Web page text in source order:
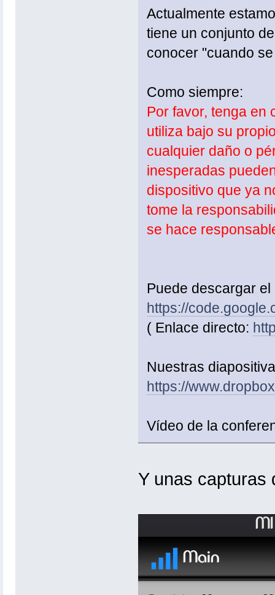
Actualmente
tiene un conjunto
conocer "cuando
Como siempre:
Por favor, tenga en
utiliza bajo su
cualquier daño o
inesperadas
dispositivo que ya
tome la
se hace
Puede descargar
https://
( Enlace directo:
Nuestras
https://
Vídeo de la
Y unas capturas